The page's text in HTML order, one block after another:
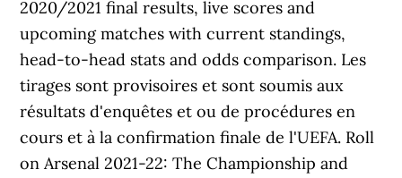
2020/2021 final results, live scores and
upcoming matches with current standings,
head-to-head stats and odds comparison. Les
tirages sont provisoires et sont soumis aux
résultats d'enquêtes et ou de procédures en
cours et à la confirmation finale de l'UEFA. Roll
on Arsenal 2021-22: The Championship and